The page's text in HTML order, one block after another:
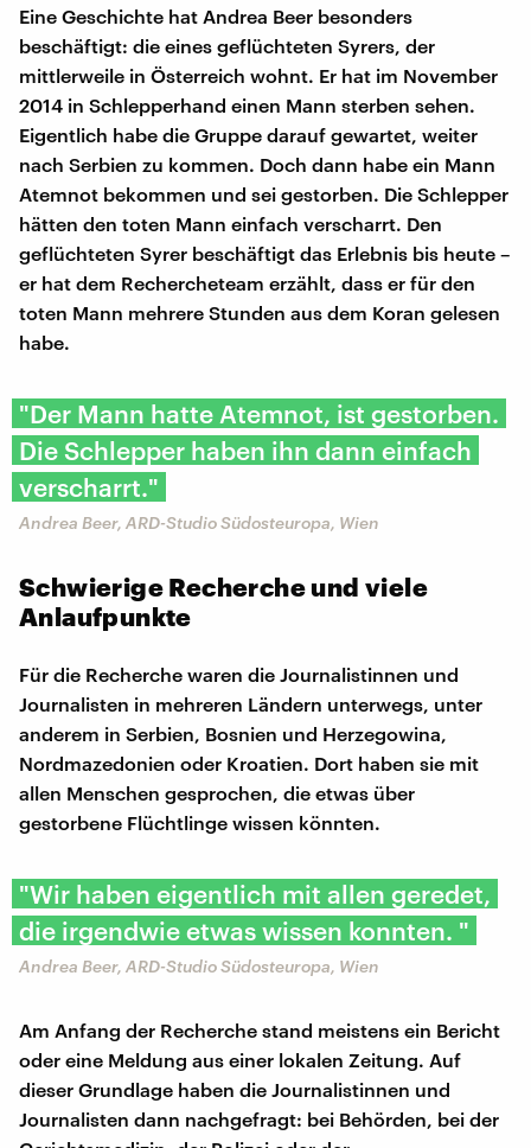
Eine Geschichte hat Andrea Beer besonders
beschäftigt: die eines geflüchteten Syrers, der
mittlerweile in Österreich wohnt. Er hat im November
2014 in Schlepperhand einen Mann sterben sehen.
Eigentlich habe die Gruppe darauf gewartet, weiter
nach Serbien zu kommen. Doch dann habe ein Mann
Atemnot bekommen und sei gestorben. Die Schlepper
hätten den toten Mann einfach verscharrt. Den
geflüchteten Syrer beschäftigt das Erlebnis bis heute –
er hat dem Rechercheteam erzählt, dass er für den
toten Mann mehrere Stunden aus dem Koran gelesen
habe.
"Der Mann hatte Atemnot, ist gestorben.
Die Schlepper haben ihn dann einfach
verscharrt."
Andrea Beer, ARD-Studio Südosteuropa, Wien
Schwierige Recherche und viele
Anlaufpunkte
Für die Recherche waren die Journalistinnen und
Journalisten in mehreren Ländern unterwegs, unter
anderem in Serbien, Bosnien und Herzegowina,
Nordmazedonien oder Kroatien. Dort haben sie mit
allen Menschen gesprochen, die etwas über
gestorbene Flüchtlinge wissen könnten.
"Wir haben eigentlich mit allen geredet,
die irgendwie etwas wissen konnten. "
Andrea Beer, ARD-Studio Südosteuropa, Wien
Am Anfang der Recherche stand meistens ein Bericht
oder eine Meldung aus einer lokalen Zeitung. Auf
dieser Grundlage haben die Journalistinnen und
Journalisten dann nachgefragt: bei Behörden, bei der